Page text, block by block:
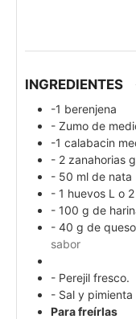
INGREDIENTES
-1 berenjena
- Zumo de
-1 calabacin
- 2 zanahorias
- 50 ml de nata
- 1 huevos L o
- 100 g de
- 40 g de
sabor
- Perejil fresco.
- Sal y
Para freírlas